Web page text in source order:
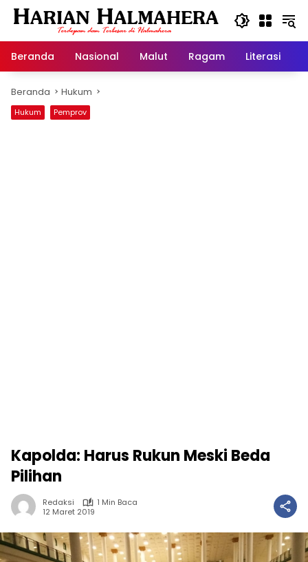
Langsung
Beranda
Nasional Malut Ragam Literasi
Beranda Hukum
Hukum Pemprov
Kapolda: Harus Rukun Meski Beda
Pilihan
Redaksi
1 Min Baca
12 Maret 2019